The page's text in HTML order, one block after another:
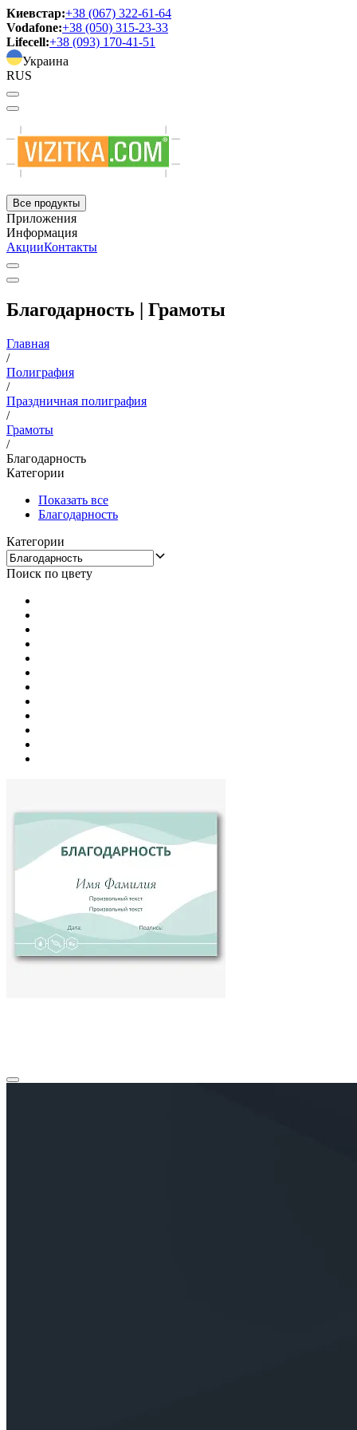
Киевстар:+38 (067) 322-61-64
Vodafone:+38 (050) 315-23-33
Lifecell:+38 (093) 170-41-51
Украина
RUS
Все продукты
Приложения
Информация
АкцииКонтакты
Благодарность | Грамоты
Главная
/
Полиграфия
/
Праздничная полиграфия
/
Грамоты
/
Благодарность
Категории
Показать все
Благодарность
Категории
Поиск по цвету